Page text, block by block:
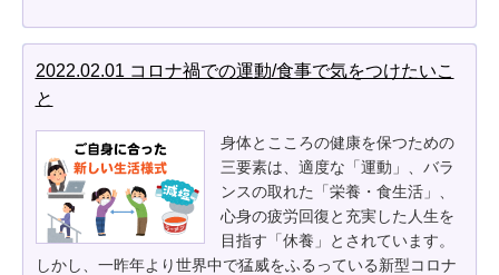
2022.02.01 コロナ禍での運動/食事で気をつけたいこ
と
身体とこころの健康を保つための
三要素は、適度な「運動」、バラ
ンスの取れた「栄養・食生活」、
心身の疲労回復と充実した人生を
目指す「休養」とされています。
しかし、一昨年より世界中で猛威をふるっている新型コロナ